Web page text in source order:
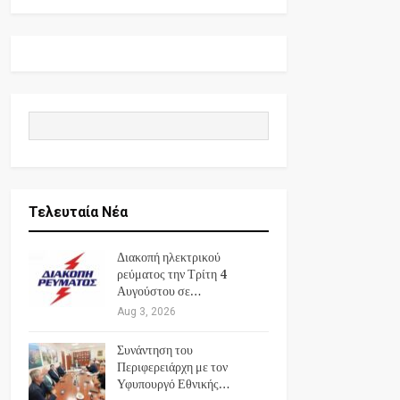
Τελευταία Νέα
Διακοπή ηλεκτρικού
ρεύματος την Τρίτη 4
Αυγούστου σε…
Aug 3, 2026
Συνάντηση του
Περιφερειάρχη με τον
Υφυπουργό Εθνικής…